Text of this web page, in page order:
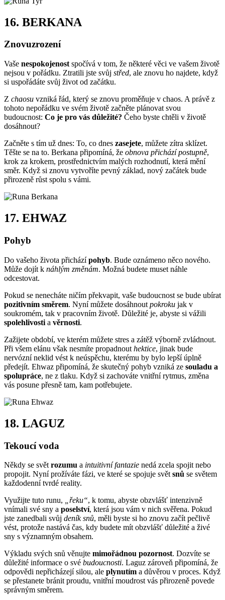
16. BERKANA
Znovuzrození
Vaše nespokojenost spočívá v tom, že některé věci ve vašem životě
nejsou v pořádku. Ztratili jste svůj střed, ale znovu ho najdete, když
si uspořádáte svůj život od začátku.
Z chaosu vzniká řád, který se znovu proměňuje v chaos. A právě z
tohoto nepořádku ve svém životě začněte plánovat svou
budoucnost: Co je pro vás důležité? Čeho byste chtěli v životě
dosáhnout?
Začněte s tím už dnes: To, co dnes zasejete, můžete zítra sklízet.
Těšte se na to. Berkana připomíná, že obnova přichází postupně,
krok za krokem, prostřednictvím malých rozhodnutí, která mění
směr. Když si znovu vytvoříte pevný základ, nový začátek bude
přirozeně růst spolu s vámi.
17. EHWAZ
Pohyb
Do vašeho života přicházípohyb. Bude oznámeno něco nového.
Může dojít k náhlým změnám. Možná budete muset náhle
odcestovat.
Pokud se nenecháte ničím překvapit, vaše budoucnost se bude ubírat
pozitivním směrem. Nyní můžete dosáhnout pokroku jak v
soukromém, tak v pracovním životě. Důležité je, abyste si vážili
spolehlivosti a věrnosti.
Zažijete období, ve kterém můžete stres a zátěž výborně zvládnout.
Při všem elánu však nesmíte propadnout hektice, jinak bude
nervózní neklid vést k neúspěchu, kterému by bylo lepší úplně
předejít. Ehwaz připomíná, že skutečný pohyb vzniká ze souladu a
spolupráce, ne z tlaku. Když si zachováte vnitřní rytmus, změna
vás posune přesně tam, kam potřebujete.
18. LAGUZ
Tekoucí voda
Někdy se svět rozumu a intuitivní fantazie nedá zcela spojit nebo
propojit. Nyní prožíváte fázi, ve které se spojuje svět snů se světem
každodenní tvrdé reality.
Využijte tuto runu,
„řeku“, k tomu, abyste obzvlášť intenzivně
vnímali své sny a poselství, která jsou vám v nich svěřena. Pokud
jste zanedbali svůj deník snů, měli byste si ho znovu začít pečlivě
vést, protože nastává čas, kdy budete mít obzvlášť důležité a živé
sny s významným obsahem.
Výkladu svých snů věnujte mimořádnou pozornost. Dozvíte se
důležité informace o své budoucnosti. Laguz zároveň připomíná, že
odpovědi nepřicházejí silou, ale plynutím a důvěrou v proces. Když
se přestanete bránit proudu, vnitřní moudrost vás přirozeně povede
správným směrem.